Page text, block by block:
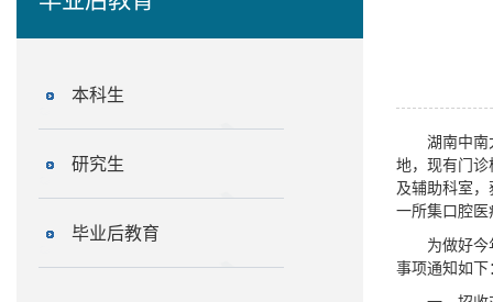
本科生
研究生
毕业后教育
湖南中南
地，现有门
及辅助科室
一所集口腔
为做好
事项通知如下